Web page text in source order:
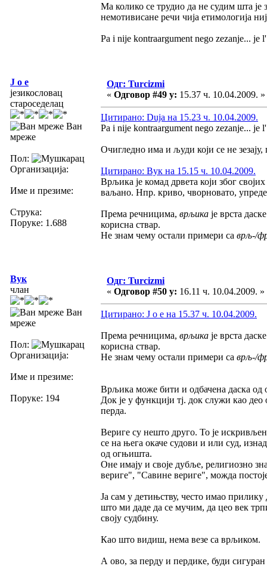
Ма колико се трудио да не судим шта је
немотивисане речи чија етимологија
Pa i nije kontraargument nego zezanje...
J o e
језикословац
староседелац
Ван
мреже
Пол:
Организација:
Име и презиме:
Струка:
Поруке: 1.688
Одг: Turcizmi
« Одговор #49 у: 15.37 ч. 10.04.2009. »
Цитирано: Duja на 15.23 ч. 10.04.2009.
Pa i nije kontraargument nego zezanje...
Очигледно има и људи који се не зезају,
Цитирано: Вук на 15.15 ч. 10.04.2009.
Врљика је комад дрвета који због
ваљано. Нпр. криво, чворновато,
Према речницима, врљика је врста
корисна ствар.
Не знам чему остали примери са врљ-/
Вук
члан
Ван
мреже
Пол:
Организација:
Име и презиме:
Поруке: 194
Одг: Turcizmi
« Одговор #50 у: 16.11 ч. 10.04.2009. »
Цитирано: J o e на 15.37 ч. 10.04.2009.
Према речницима, врљика је врста
корисна ствар.
Не знам чему остали примери са врљ-/
Врљика може бити и одбачена даска од
Док је у функцији тј. док служи као део
перда.
Вериге су нешто друго. То је
се на њега окаче судови и или суд,
од огњишта.
Оне имају и своје дубље, религиозно
вериге", "Савине вериге", можда
Ја сам у детињству, често имао
што ми даде да се мучим, да цео век
своју судбину.
Као што видиш, нема везе са врљиком.
А ово, за перду и пердике, буди